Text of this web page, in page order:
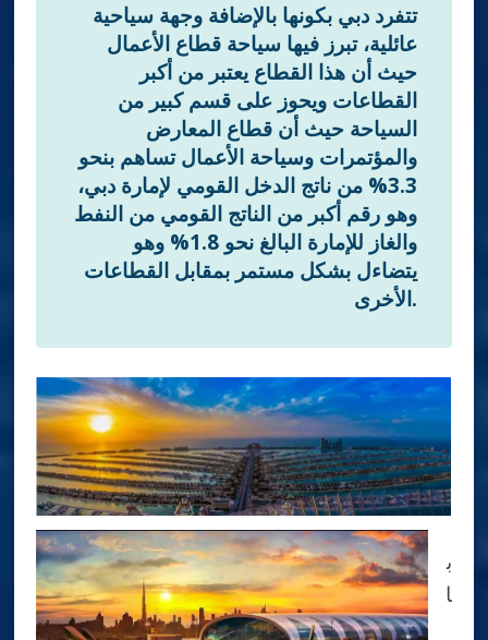
تتفرد دبي بكونها بالإضافة وجهة سياحية
عائلية، تبرز فيها سياحة قطاع الأعمال
حيث أن هذا القطاع يعتبر من أكبر
القطاعات ويحوز على قسم كبير من
السياحة حيث أن قطاع المعارض
والمؤتمرات وسياحة الأعمال تساهم بنحو
3.3% من ناتج الدخل القومي لإمارة دبي،
وهو رقم أكبر من الناتج القومي من النفط
والغاز للإمارة البالغ نحو 1.8% وهو
يتضاءل بشكل مستمر بمقابل القطاعات
الأخرى.
ب
ا